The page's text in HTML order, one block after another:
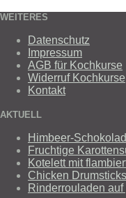
WEITERES
Datenschutz
Impressum
AGB für Kochkurse
Widerruf Kochkurse
Kontakt
AKTUELL
Himbeer-
Fruchtige
Kotelett mit
Chicken
Rinderrouladen